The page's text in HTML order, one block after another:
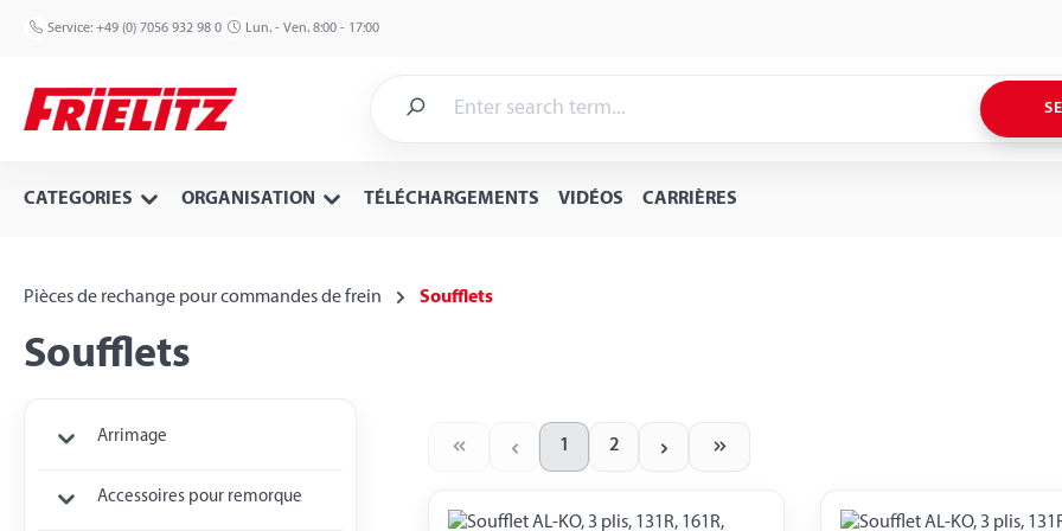
to main content
Skip to search
Skip to main navigation
Service: +49 (0) 7056 932 98 0 Lun. - Ven. 8:00 - 17:00
CATEGORIES ORGANISATION TÉLÉCHARGEMENTS VIDÉOS CARRIÈRES
Pièces de rechange pour commandes de frein Soufflets
Soufflets
Arrimage
Accessoires pour remorque
Page
1 2